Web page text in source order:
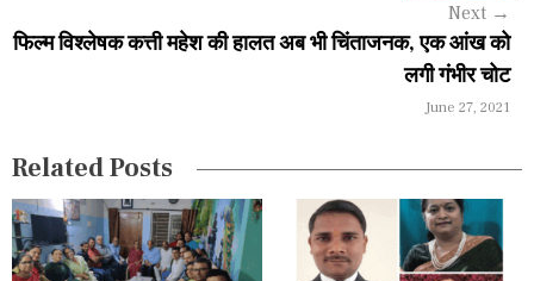
a
o
n
Next →
फिल्म विश्लेषक कत्ती महेश की हालत अब भी चिंताजनक, एक आंख को
लगी गंभीर चोट
June 27, 2021
Related Posts